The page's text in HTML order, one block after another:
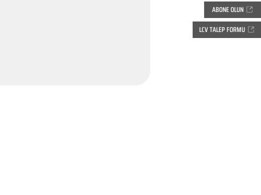
ABONE OLUN
LCV TALEP FORMU